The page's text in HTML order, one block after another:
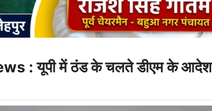
: यूपी में ठंड के चलते डीएम के आदेश